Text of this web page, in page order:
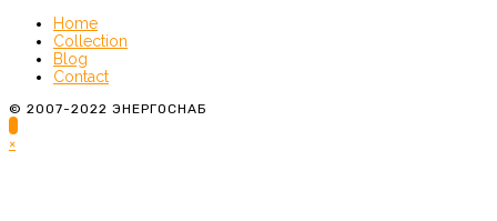
Home
Collection
Blog
Contact
© 2007-2022 ЭНЕРГОСНАБ
×